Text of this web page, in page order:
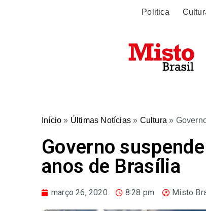
Politica
Início » Últimas Notícias » Cultura »
Governo
anos de Brasília
março 26, 2020 8:28 pm Misto